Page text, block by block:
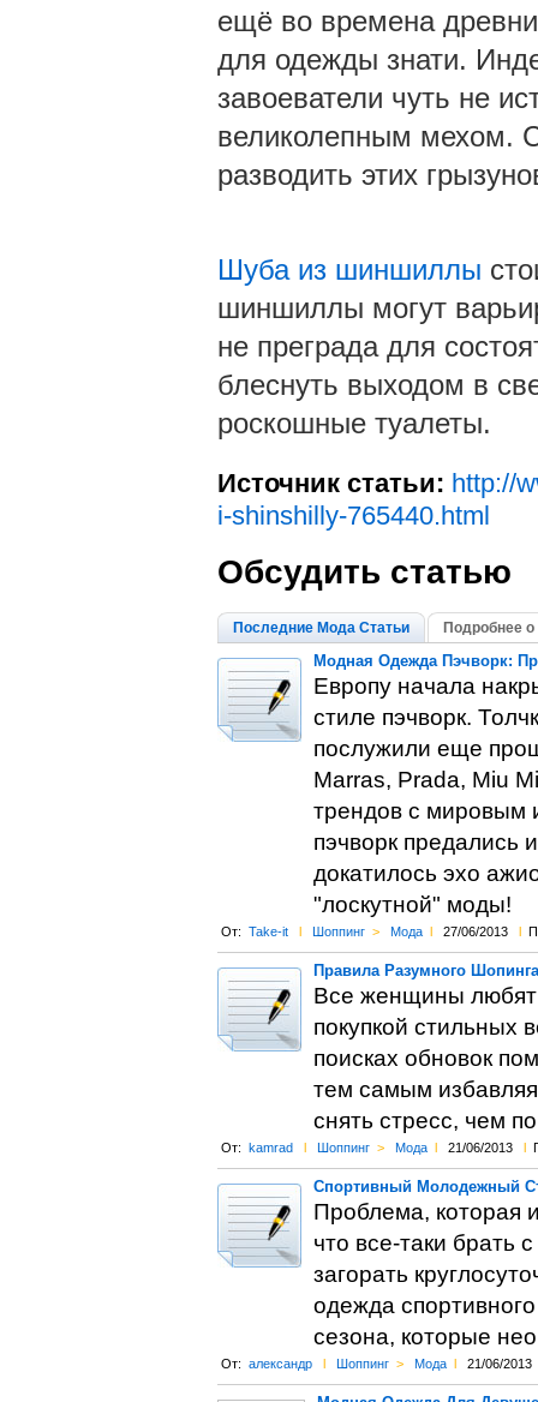
ещё во времена
для одежды знати.
завоеватели чуть не
великолепным мехом.
разводить этих
Шуба из шиншиллы
шиншиллы могут
не преграда для
блеснуть выходом в
роскошные туалеты.
Источник статьи: http://
i-shinshilly-765440.html
Обсудить статью
Последние Мода Статьи Подробнее о
Модная Одежда Пэчворк:
Европу начала
стиле пэчворк.
послужили еще
Marras, Prada, Miu
трендов с мировым
пэчворк предались
докатилось эхо
"лоскутной" моды!
От: Take-it l Шоппинг > Мода l 27/06/2013 l
Правила Разумного
Все женщины любят
покупкой стильных
поисках обновок
тем самым
снять стресс, чем
От: kamrad l Шоппинг > Мода l 21/06/2013 l
Спортивный Молодежный
Проблема, которая
что все-таки брать
загорать
одежда
сезона, которые
От: александр l Шоппинг > Мода l 21/06/2013